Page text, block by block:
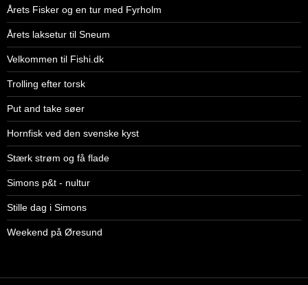
Årets Fisker og en tur med Fyrholm
Årets laksetur til Sneum
Velkommen til Fishi.dk
Trolling efter torsk
Put and take søer
Hornfisk ved den svenske kyst
Stærk strøm og få flade
Simons p&t - nultur
Stille dag i Simons
Weekend på Øresund